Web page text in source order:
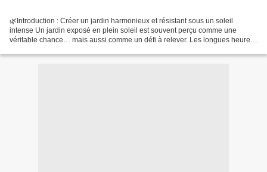
🌿Introduction : Créer un jardin harmonieux et résistant sous un soleil
intense Un jardin exposé en plein soleil est souvent perçu comme une
véritable chance… mais aussi comme un défi à relever. Les longues heures